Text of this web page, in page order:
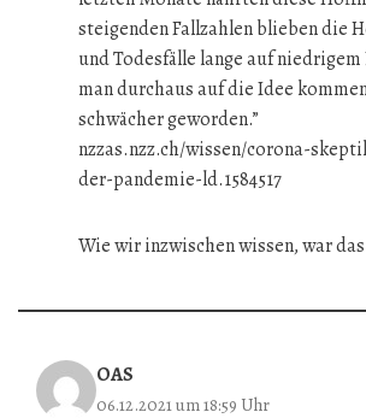
steigenden Fallzahlen blieben die
und Todesfälle lange auf
man durchaus auf die Idee
schwächer geworden.”
nzzas.nzz.ch/wissen/corona-
der-pandemie-ld.1584517
Wie wir inzwischen wissen, war
OAS
06.12.2021 um 18:59 Uhr